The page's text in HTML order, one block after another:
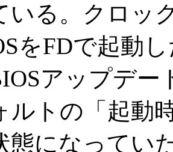
いる。クロッ
をFDで起動
アップデ
ルトの「起動
態になってい